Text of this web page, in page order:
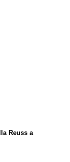
Reuss a